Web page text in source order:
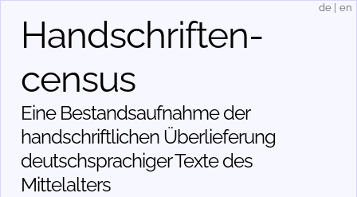
Handschriften­
census
Eine Bestandsaufnahme der
handschriftlichen Über­lieferung
deutschsprachiger Texte des
Mittelalters
de en